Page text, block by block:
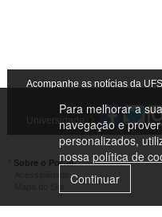
Para melhorar a
navegação e
personalizados,
nossa política de
Continuar
Acompanhe as notícias da
Universidade
Sobre o Portal